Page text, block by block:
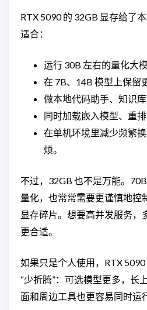
RTX 5090 的 32GB 显存给了
适合：
运行 30B 左右的量化大模
在 7B、14B 模型上保留
做本地代码助手、知识库
同时加载嵌入模型、重
在单机环境里减少频繁
烦。
不过，32GB 也不是万能。
量化，也常常需要更谨慎地控
显存碎片。想要高并发服务，
更合适。
如果只是个人使用，RTX
“少折腾”：可选模型更多，长
面和周边工具也更容易同时运